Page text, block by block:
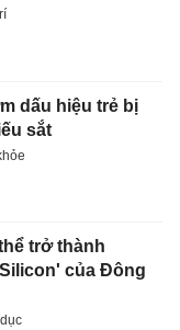
dấu hiệu trẻ bị
sắt
trở thành
của Đông